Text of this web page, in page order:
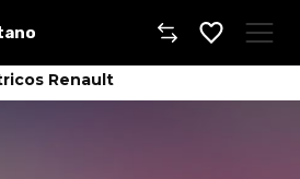
Renault